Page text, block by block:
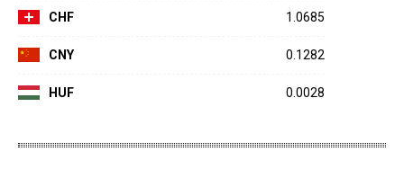
CHF 1.0685
CNY 0.1282
HUF 0.0028